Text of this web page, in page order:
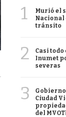
1
Murió el
Nacional
tránsito
2
Casi
Inumet
severas
3
Ciudad
del